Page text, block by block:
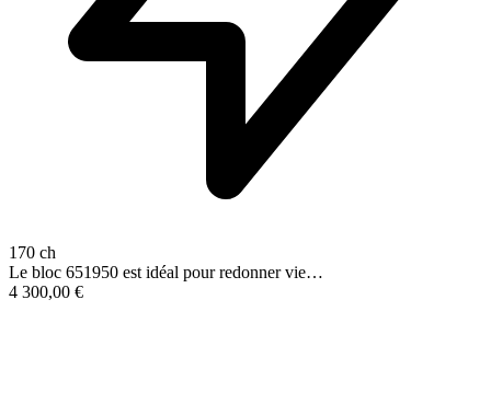
170 ch
Le bloc 651950 est idéal pour redonner vie…
4 300,00 €